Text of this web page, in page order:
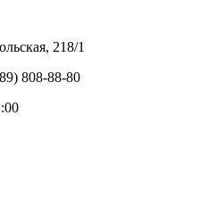
218/1
808-88-80